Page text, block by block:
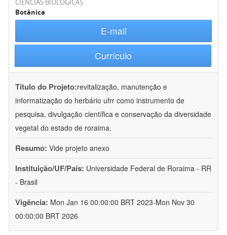
CIÊNCIAS BIOLÓGICAS
Botânica
E-mail
Currículo
Título do Projeto:revitalização, manutenção e
informatização do herbário ufrr como instrumento de
pesquisa, divulgação científica e conservação da diversidade
vegetal do estado de roraima.
Resumo: Vide projeto anexo
Instituição/UF/País: Universidade Federal de Roraima - RR
- Brasil
Vigência: Mon Jan 16 00:00:00 BRT 2023-Mon Nov 30
00:00:00 BRT 2026